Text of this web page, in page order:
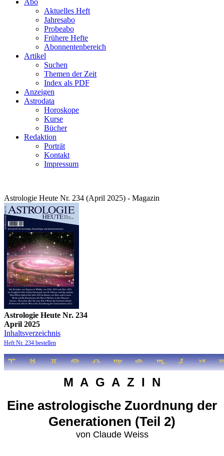
Abo
Aktuelles Heft
Jahresabo
Probeabo
Frühere Hefte
Abonnentenbereich
Artikel
Suchen
Themen der Zeit
Index als PDF
Anzeigen
Astrodata
Horoskope
Kurse
Bücher
Redaktion
Porträt
Kontakt
Impressum
Astrologie Heute Nr. 234 (April 2025) - Magazin
Astrologie Heute Nr. 234
April 2025
Inhaltsverzeichnis
Heft Nr. 234 bestellen
M A G A Z I N
Eine astrologische Zuordnung der
Generationen (Teil 2)
von Claude Weiss